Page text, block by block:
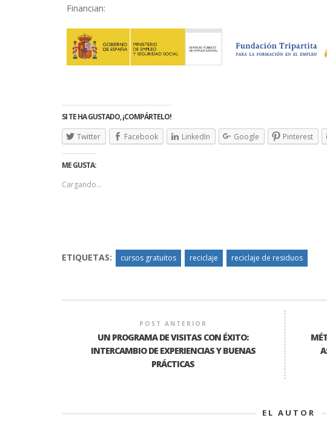
Financian:
SI TE HA GUSTADO, ¡COMPÁRTELO!
Twitter
Facebook LinkedIn Google Pinterest
ME GUSTA:
Cargando...
ETIQUETAS: cursos gratuitos reciclaje reciclaje de residuos
POST ANTERIOR
UN PROGRAMA DE VISITAS CON ÉXITO:
INTERCAMBIO DE EXPERIENCIAS Y BUENAS
PRÁCTICAS
EL AUTOR